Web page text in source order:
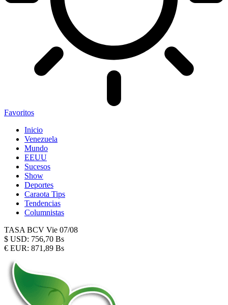
Favoritos
Inicio
Venezuela
Mundo
EEUU
Sucesos
Show
Deportes
Caraota Tips
Tendencias
Columnistas
TASA BCV Vie 07/08
$ USD: 756,70 Bs
€ EUR: 871,89 Bs